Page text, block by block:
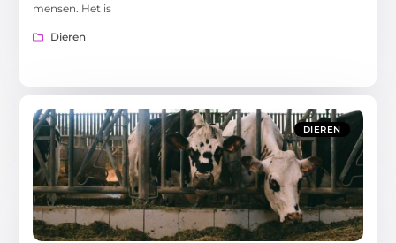
mensen. Het is
Dieren
DIEREN